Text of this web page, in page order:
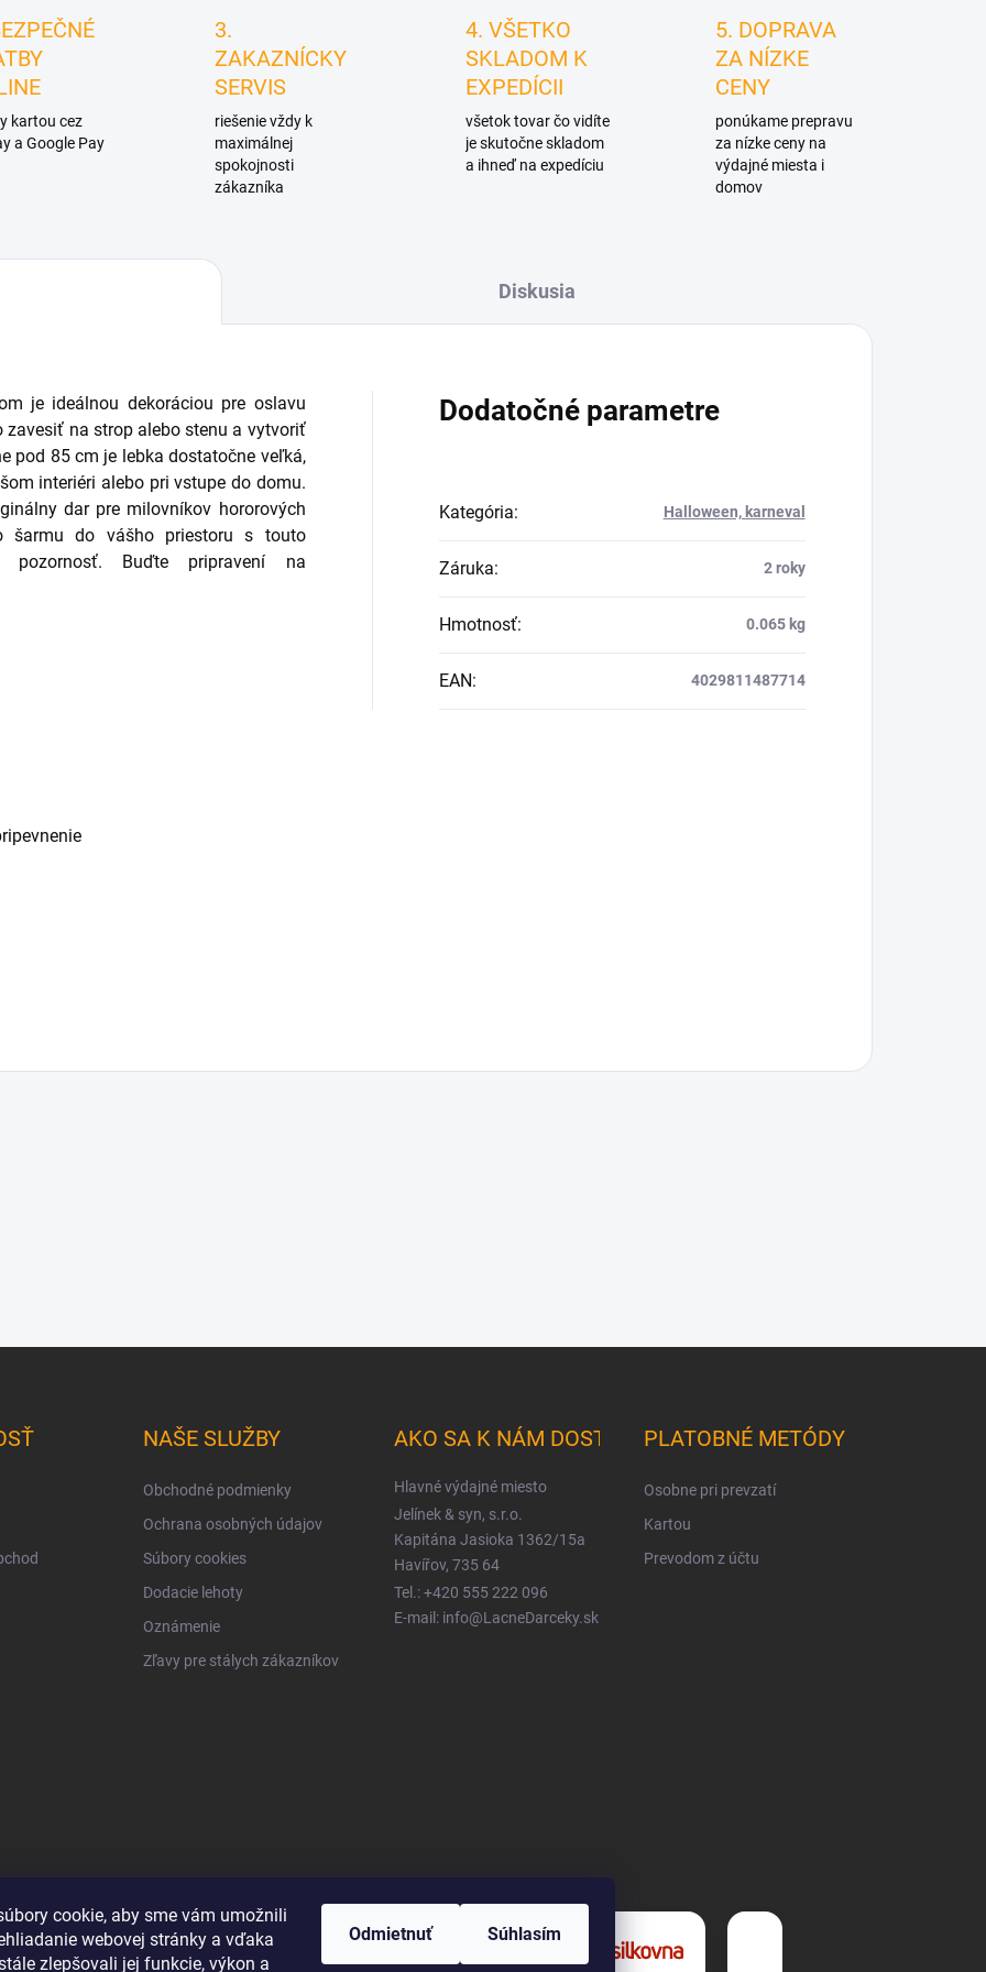
cookie, aby sme vám umožnili
webovej stránky a vďaka
zlepšovali jej funkcie, výkon a
Odmietnuť Súhlasím
kartou cez
a Google Pay
3.
ZAKAZNÍCKY
SERVIS
riešenie vždy k
maximálnej
spokojnosti
zákazníka
4. VŠETKO
SKLADOM K
EXPEDÍCII
všetok tovar čo vidíte
je skutočne skladom
a ihneď na expedíciu
5. DOPRAVA
ZA NÍZKE
CENY
ponúkame prepravu
za nízke ceny na
výdajné miesta i
domov
Diskusia
je ideálnou dekoráciou pre oslavu
na strop alebo stenu a vytvoriť
pod 85 cm je lebka dostatočne veľká,
interiéri alebo pri vstupe do domu.
dar pre milovníkov hororových
šarmu do vášho priestoru s touto
Buďte pripravení na
Dodatočné parametre
Kategória: Halloween, karneval
Záruka: 2 roky
Hmotnosť: 0.065 kg
EAN: 4029811487714
NAŠE SLUŽBY
Obchodné podmienky
Ochrana osobných údajov
Súbory cookies
Dodacie lehoty
Oznámenie
Zľavy pre stálych zákazníkov
AKO SA K NÁM DOSTANETE
Hlavné výdajné miesto
Jelínek & syn, s.r.o.
Kapitána Jasioka 1362/15a
Havířov, 735 64
Tel.: +420 555 222 096
E-mail: info@LacneDarceky.sk
PLATOBNÉ METÓDY
Osobne pri prevzatí
Kartou
Prevodom z účtu